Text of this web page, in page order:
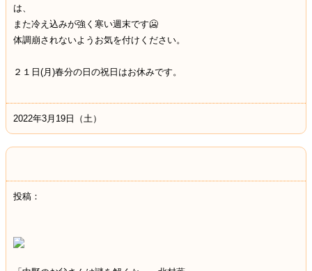
は、
また冷え込みが強く寒い週末です🥶
体調崩されないようお気を付けください。
２１日(月)春分の日の祝日はお休みです。
2022年3月19日（土）
投稿：